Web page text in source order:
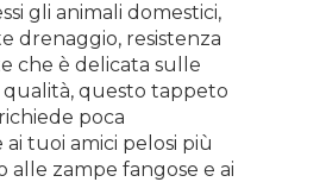
gli animali domestici,
drenaggio, resistenza
che è delicata sulle
qualità, questo tappeto
poca
tuoi amici pelosi più
alle zampe fangose ​​e ai